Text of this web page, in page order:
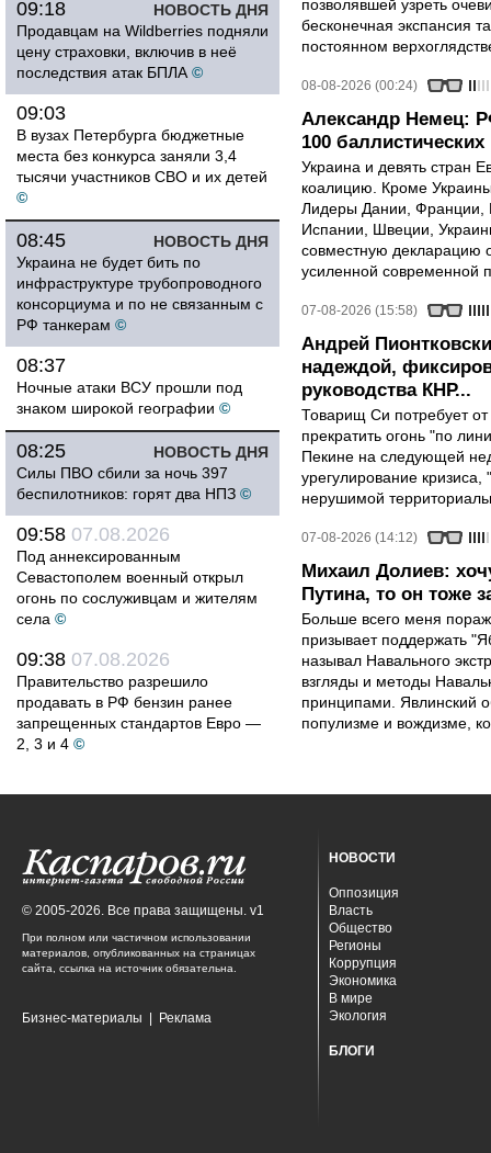
НОВОСТЬ ДНЯ
09:18
Продавцам на Wildberries подняли
цену страховки, включив в неё
последствия атак БПЛА ©
09:03
В вузах Петербурга бюджетные
места без конкурса заняли 3,4
тысячи участников СВО и их детей
©
НОВОСТЬ ДНЯ
08:45
Украина не будет бить по
инфраструктуре трубопроводного
консорциума и по не связанным с
РФ танкерам ©
08:37
Ночные атаки ВСУ прошли под
знаком широкой географии ©
НОВОСТЬ ДНЯ
08:25
Силы ПВО сбили за ночь 397
беспилотников: горят два НПЗ ©
09:58 07.08.2026
Под аннексированным
Севастополем военный открыл
огонь по сослуживцам и жителям
села ©
09:38 07.08.2026
Правительство разрешило
продавать в РФ бензин ранее
запрещенных стандартов Евро —
2, 3 и 4 ©
позволявшей узреть
бесконечная экспансия
постоянном
08-08-2026 (00:24)
Александр Немец:
100 баллистических
Украина и девять стран
коалицию. Кроме
Лидеры Дании, Франции,
Испании, Швеции,
совместную декларацию
усиленной современной
07-08-2026 (15:58)
Андрей
надеждой,
руководства КНР...
Товарищ Си потребует
прекратить огонь "по
Пекине на следующей
урегулирование
нерушимой
07-08-2026 (14:12)
Михаил Долиев:
Путина, то он тоже
Больше всего меня
призывает поддержать
называл Навального
взгляды и методы
принципами. Явлинский
популизме и вождизме,
© 2005-2026. Все права защищены. v1
При полном или частичном использовании
материалов, опубликованных на страницах
сайта, ссылка на источник обязательна.
Бизнес-материалы Реклама
НОВОСТИ
Оппозиция
Власть
Общество
Регионы
Коррупция
Экономика
В мире
Экология
БЛОГИ